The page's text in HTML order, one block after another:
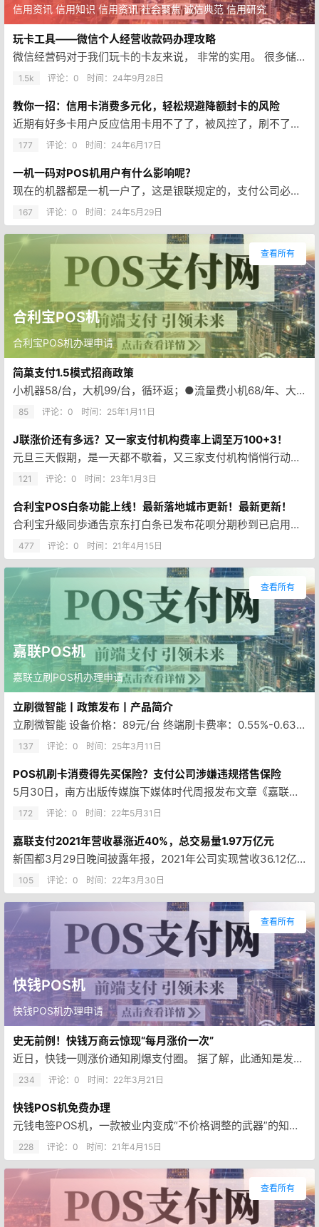
信用资讯 信用知识 信用资讯 社会聚焦 诚信典范 信用研究
玩卡工具——微信个人经营收款码办理攻略
微信经营码对于我们玩卡的卡友来说， 非常的实用。 很多储蓄卡的微信立减金，京东白条分分卡的立减金都是通过微信经营收款码实…
1.5k 评论：0 时间： 24年9月28日
教你一招：信用卡消费多元化，轻松规避降额封卡的风险
近期有好多卡用户反应信用卡用不了了，被风控了，刷不了降额了，究其原因竟然是：因为一机一户政策，长期在单一商户消费消费不符…
177 评论：0 时间： 24年6月17日
一机一码对POS机用户有什么影响呢？
现在的机器都是一机一户了，这是银联规定的，支付公司必须付出的，否则不仅会收到罚款，还会限制新增用户。 一机一户政策意味着…
167 评论：0 时间： 24年5月29日
合利宝POS机
合利宝POS机办理申请
查看所有
简菓支付1.5模式招商政策
小机器58/台，大机99/台，循环返；●流量费小机68/年、大机第一年99，后面也是68/年。8个月扣一次；●目前产品：…
85 评论：0 时间： 25年1月11日
J联涨价还有多远？又一家支付机构费率上调至万100+3！
元旦三天假期，是一天都不歇着，又三家支付机构悄悄行动，上调商户费率！其中上调费率跨度最大的当属合利宝，上调商户费率至万1…
121 评论：0 时间： 23年1月3日
合利宝POS白条功能上线！最新落地城市更新！最新更新！
合利宝升級同歩通告京东打白条已发布花呗分期秒到已启用更强劲作用下星期升级敬请关注，极致付款
477 评论：0 时间： 21年4月15日
嘉联POS机
嘉联立刷POS机办理申请
查看所有
立刷微智能丨政策发布丨产品简介
立刷微智能 设备价格：89元/台 终端刷卡费率：0.55%-0.63% 扫码费率…
137 评论：0 时间： 25年3月11日
POS机刷卡消费得先买保险？支付公司涉嫌违规搭售保险
5月30日，南方出版传媒旗下媒体时代周报发布文章《嘉联支付年交易流水超万亿，用户指责POS机涉嫌违规搭售保险》。 文章称…
172 评论：0 时间： 22年5月31日
嘉联支付2021年营收暴涨近40%，总交易量1.97万亿元
新国都3月29日晚间披露年报，2021年公司实现营收36.12亿元，同比增37.21%；实现归母净利润2.01亿元，同比…
105 评论：0 时间： 22年3月30日
快钱POS机
快钱POS机办理申请
查看所有
史无前例！快钱万商云惊现“每月涨价一次”
近日，快钱一则涨价通知刷爆支付圈。 据了解，此通知是发给外包平台“万商云”的，也就是说，在万商云入网的机器，都将按通知涨…
234 评论：0 时间： 22年3月21日
快钱POS机免费办理
元钱电签POS机，一款被业内变成“不价格调整的武器”的知名品牌，万达广场集团旗下快钱支付，内嵌上网卡，摆脱手机上APP就…
228 评论：0 时间： 21年4月15日
查看所有